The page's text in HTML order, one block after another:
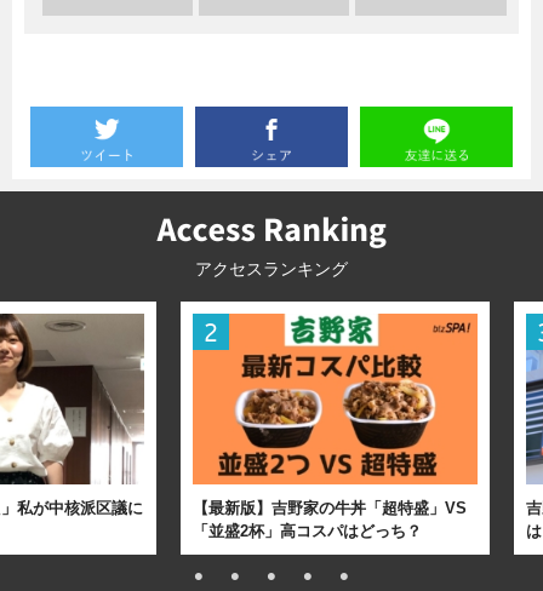
アクセスランキング
私が中核派区議に
【最新版】吉野家の牛丼「超特盛」VS
「並盛2杯」高コスパはどっち？